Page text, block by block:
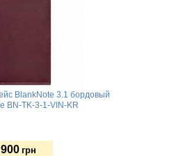
BlankNote 3.1 бордовый
BN-TK-3-1-VIN-KR
900 грн